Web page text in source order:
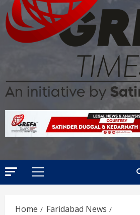
Home
Faridabad News